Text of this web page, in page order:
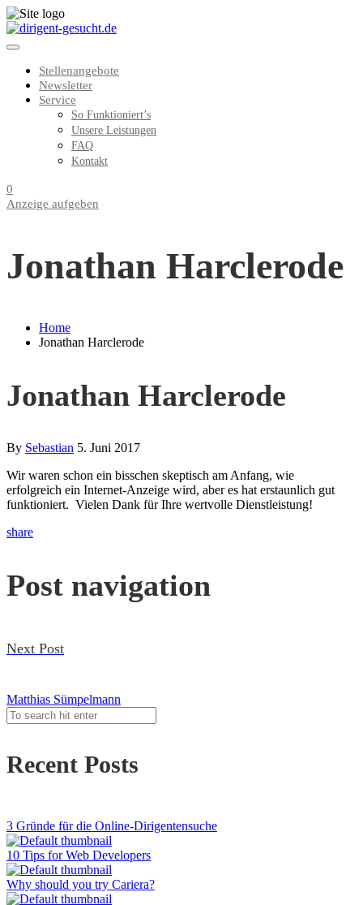
Stellenangebote
Newsletter
Service
So Funktioniert’s
Unsere Leistungen
FAQ
Kontakt
0
Anzeige aufgeben
Jonathan Harclerode
Home
Jonathan Harclerode
Jonathan Harclerode
By Sebastian 5. Juni 2017
Wir waren schon ein bisschen skeptisch am Anfang, wie
erfolgreich ein Internet-Anzeige wird, aber es hat erstaunlich gut
funktioniert. Vielen Dank für Ihre wertvolle Dienstleistung!
share
Post navigation
Next Post
Matthias Sümpelmann
Recent Posts
3 Gründe für die Online-Dirigentensuche
10 Tips for Web Developers
Why should you try Cariera?